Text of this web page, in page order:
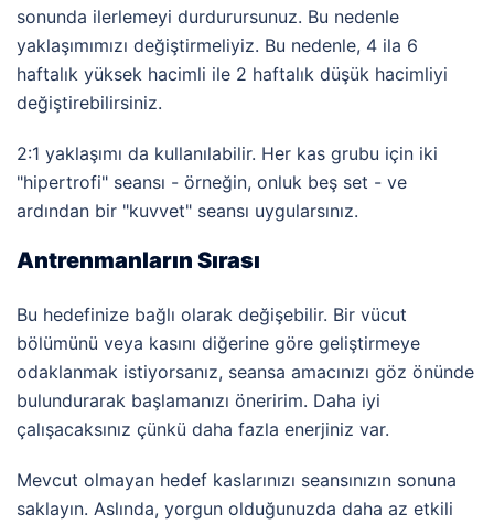
sonunda ilerlemeyi durdurursunuz. Bu nedenle
yaklaşımımızı değiştirmeliyiz. Bu nedenle, 4 ila 6
haftalık yüksek hacimli ile 2 haftalık düşük hacimliyi
değiştirebilirsiniz.
2:1 yaklaşımı da kullanılabilir. Her kas grubu için iki
"hipertrofi" seansı - örneğin, onluk beş set - ve
ardından bir "kuvvet" seansı uygularsınız.
Antrenmanların Sırası
Bu hedefinize bağlı olarak değişebilir. Bir vücut
bölümünü veya kasını diğerine göre geliştirmeye
odaklanmak istiyorsanız, seansa amacınızı göz önünde
bulundurarak başlamanızı öneririm. Daha iyi
çalışacaksınız çünkü daha fazla enerjiniz var.
Mevcut olmayan hedef kaslarınızı seansınızın sonuna
saklayın. Aslında, yorgun olduğunuzda daha az etkili